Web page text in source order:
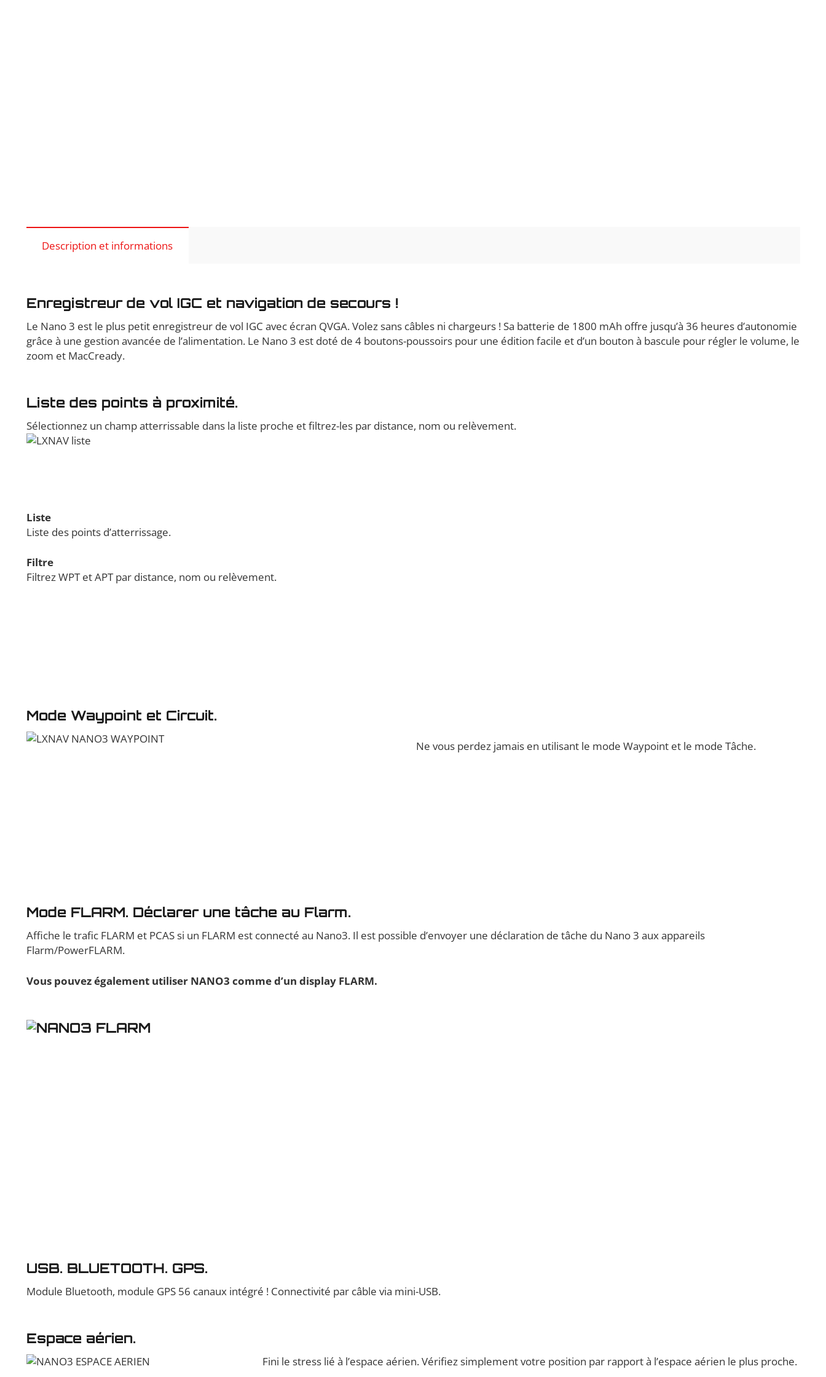
Description et informations
Enregistreur de vol IGC et navigation de secours !
Le Nano 3 est le plus petit enregistreur de vol IGC avec écran QVGA. Volez sans câbles ni chargeurs ! Sa batterie de 1800 mAh offre jusqu’à 36 heures d’autonomie
grâce à une gestion avancée de l’alimentation. Le Nano 3 est doté de 4 boutons-poussoirs pour une édition facile et d’un bouton à bascule pour régler le volume, le
zoom et MacCready.
Liste des points à proximité.
Sélectionnez un champ atterrissable dans la liste proche et filtrez-les par distance, nom ou relèvement.
Liste
Liste des points d’atterrissage.
Filtre
Filtrez WPT et APT par distance, nom ou relèvement.
Mode Waypoint et Circuit.
Ne vous perdez jamais en utilisant le mode Waypoint et le mode Tâche.
Mode FLARM. Déclarer une tâche au Flarm.
Affiche le trafic FLARM et PCAS si un FLARM est connecté au Nano3. Il est possible d’envoyer une déclaration de tâche du Nano 3 aux appareils
Flarm/PowerFLARM.
Vous pouvez également utiliser NANO3 comme d’un display FLARM.
USB. BLUETOOTH. GPS.
Module Bluetooth, module GPS 56 canaux intégré ! Connectivité par câble via mini-USB.
Espace aérien.
Fini le stress lié à l’espace aérien. Vérifiez simplement votre position par rapport à l’espace aérien le plus proche.